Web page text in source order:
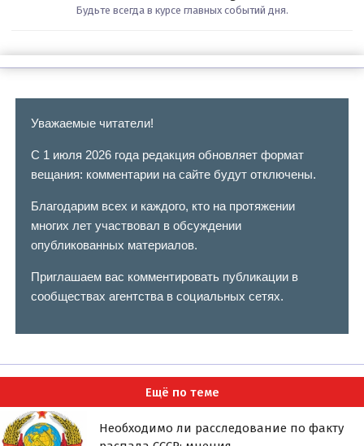
Будьте всегда в курсе главных событий дня.
Уважаемые читатели!
С 1 июля 2026 года редакция обновляет формат
вещания: комментарии на сайте будут отключены.
Благодарим всех и каждого, кто на протяжении
многих лет участвовал в обсуждении
опубликованных материалов.
Приглашаем вас комментировать публикации в
сообществах агентства в социальных сетях.
Ещё по теме
Необходимо ли расследование по факту